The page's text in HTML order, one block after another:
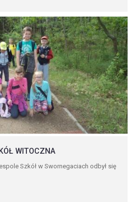
WITOCZNA
Szkół w Swornegaciach odbył się